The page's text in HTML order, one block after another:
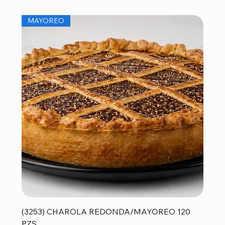
MAYOREO
(3253) CHAROLA REDONDA/MAYOREO 120